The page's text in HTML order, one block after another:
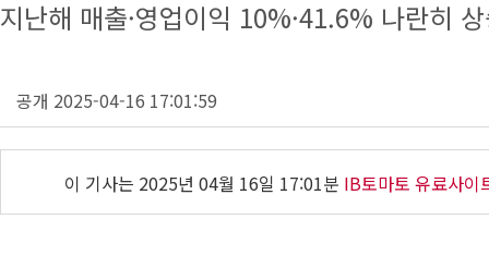
지난해 매출·영업이익 10%·41.6% 나란히
공개 2025-04-16 17:01:59
이 기사는 2025년 04월 16일 17:01분 IB토마토 유료사이